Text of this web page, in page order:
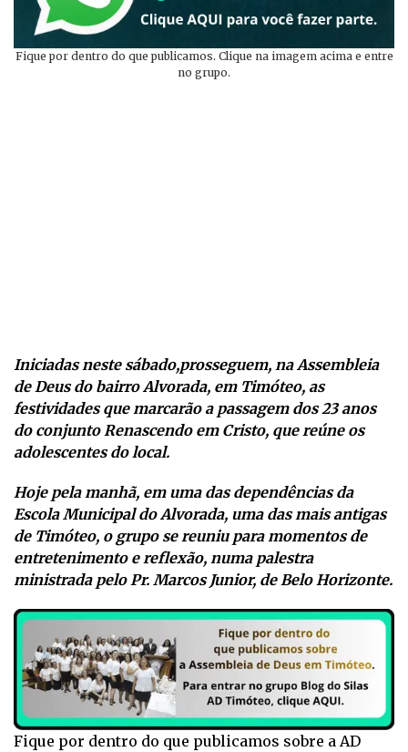
Fique por dentro do que publicamos. Clique na imagem acima e entre
no grupo.
Iniciadas neste sábado,prosseguem, na Assembleia
de Deus do bairro Alvorada, em Timóteo, as
festividades que marcarão a passagem dos 23 anos
do conjunto Renascendo em Cristo, que reúne os
adolescentes do local.
Hoje pela manhã, em uma das dependências da
Escola Municipal do Alvorada, uma das mais antigas
de Timóteo, o grupo se reuniu para momentos de
entretenimento e reflexão, numa palestra
ministrada pelo Pr. Marcos Junior, de Belo Horizonte.
Fique por dentro do que publicamos sobre a AD